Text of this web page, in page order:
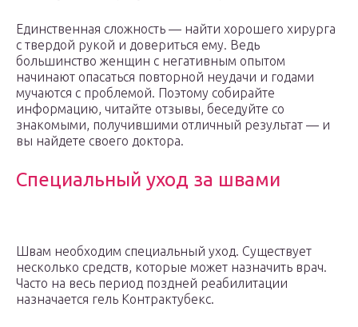
Единственная сложность — найти хорошего хирурга
с твердой рукой и довериться ему. Ведь
большинство женщин с негативным опытом
начинают опасаться повторной неудачи и годами
мучаются с проблемой. Поэтому собирайте
информацию, читайте отзывы, беседуйте со
знакомыми, получившими отличный результат — и
вы найдете своего доктора.
Специальный уход за швами
Швам необходим специальный уход. Существует
несколько средств, которые может назначить врач.
Часто на весь период поздней реабилитации
назначается гель Контрактубекс.